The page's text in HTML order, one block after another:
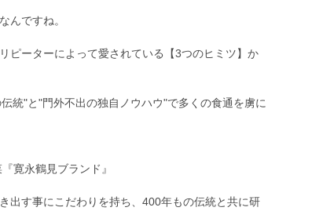
んですね。
ピーターによって愛されている【3つのヒミツ】か
統"と"門外不出の独自ノウハウ"で多くの食通を虜に
寛永鶴見ブランド』
出す事にこだわりを持ち、400年もの伝統と共に研